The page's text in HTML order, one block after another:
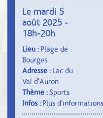
Le mardi 5
août 2025 -
18h-20h
Lieu : Plage de
Bourges
Adresse :Lac du
Val d'Auron
Thème :Sports
Infos : Plus d'informations